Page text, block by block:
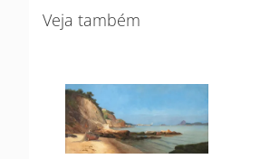
Veja também